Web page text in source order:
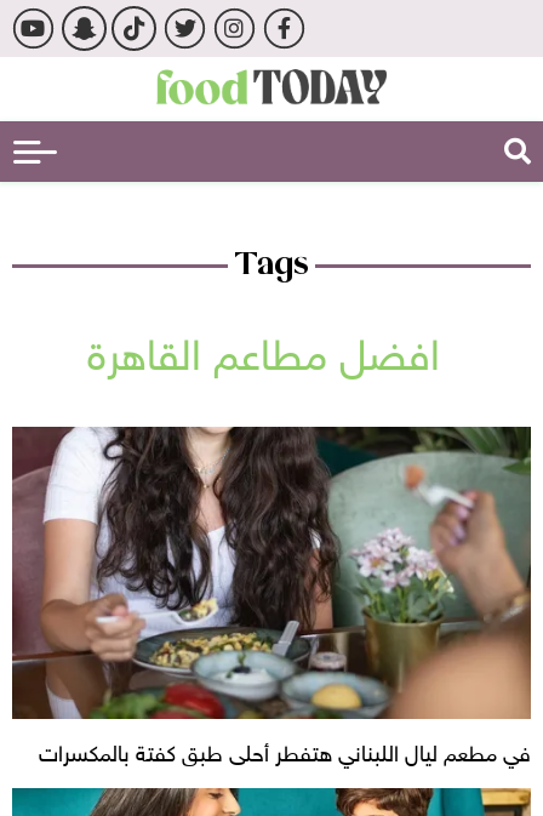
Tags
افضل مطاعم القاهرة
في مطعم ليال اللبناني هتفطر أحلى طبق كفتة بالمكسرات